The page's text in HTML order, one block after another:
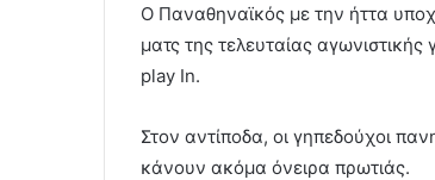
Ο Παναθηναϊκός με την ήττα
ματς της τελευταίας
play In.
Στον αντίποδα, οι γηπεδούχοι
κάνουν ακόμα όνειρα πρωτιάς.